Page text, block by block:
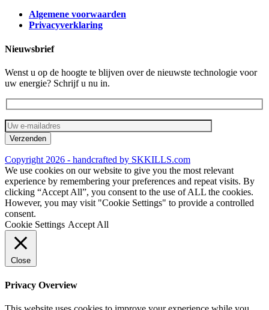
Algemene voorwaarden
Privacyverklaring
Nieuwsbrief
Wenst u op de hoogte te blijven over de nieuwste technologie voor
uw energie? Schrijf u nu in.
Copyright 2026 - handcrafted by SKKILLS.com
We use cookies on our website to give you the most relevant
experience by remembering your preferences and repeat visits. By
clicking “Accept All”, you consent to the use of ALL the cookies.
However, you may visit "Cookie Settings" to provide a controlled
consent.
Cookie Settings Accept All
Close
Privacy Overview